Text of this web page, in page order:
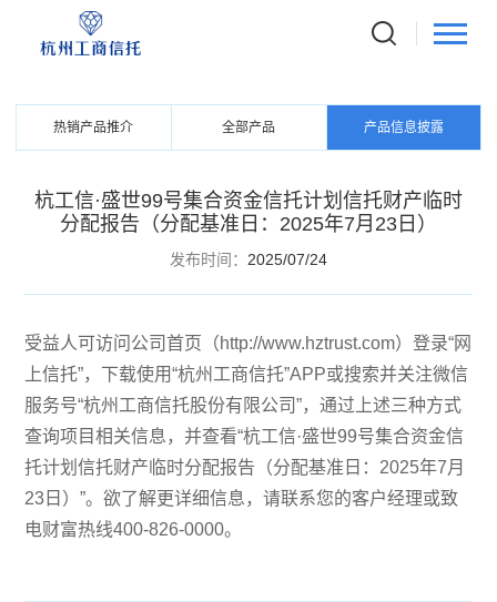
信托产品
热销产品推介 全部产品 产品信息披露
杭工信·盛世99号集合资金信托计划信托财产临时
分配报告（分配基准日：2025年7月23日）
发布时间： 2025/07/24
受益人可访问公司首页（http://www.hztrust.com）登录“网
上信托”，下载使用“杭州工商信托”APP或搜索并关注微信
服务号“杭州工商信托股份有限公司”，通过上述三种方式
查询项目相关信息，并查看“杭工信·盛世99号集合资金信
托计划信托财产临时分配报告（分配基准日：2025年7月
23日）”。欲了解更详细信息，请联系您的客户经理或致
电财富热线400-826-0000。